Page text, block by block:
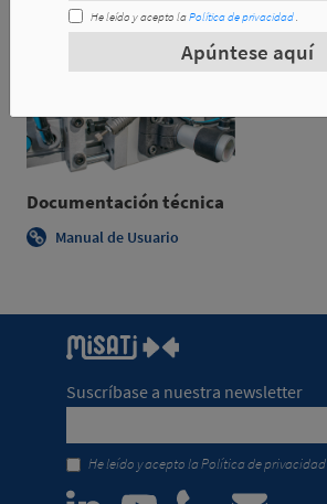
Ejemplos de aplicación
Documentación técnica
Manual de Usuario
He leído y acepto laPolítica de privacidad.
Apúntese aquí
Suscríbase a nuestra newsletter
He leído y acepto laPolítica de privacidad